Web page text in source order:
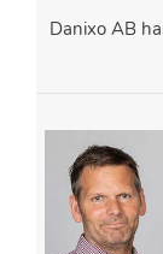
Danixo AB